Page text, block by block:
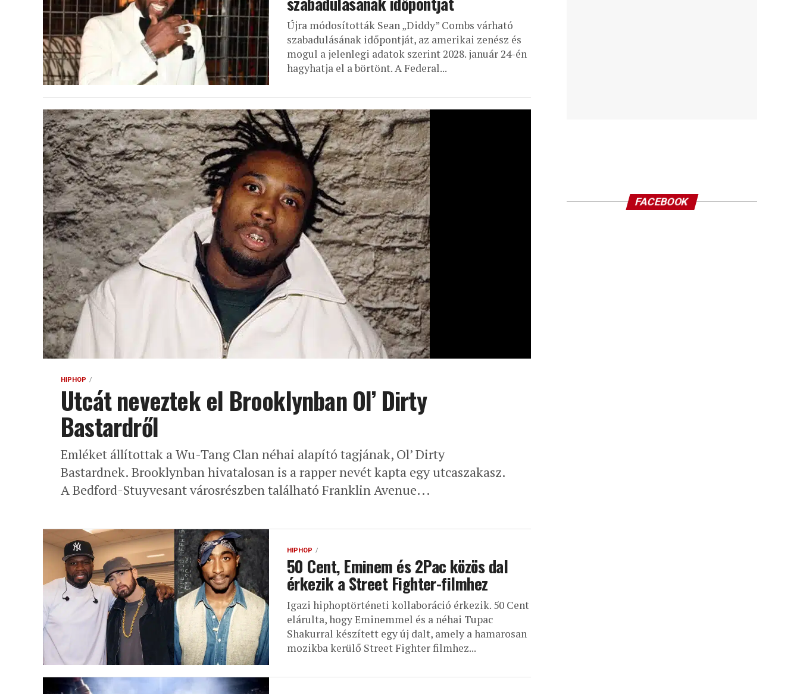
Újra módosították Sean „Diddy” Combs várható
szabadulásának időpontját, az amerikai zenész és
mogul a jelenlegi adatok szerint 2028. január 24-én
hagyhatja el a börtönt. A Federal...
HIPHOP
Utcát neveztek el Brooklynban Ol’ Dirty
Bastardről
Emléket állítottak a Wu-Tang Clan néhai alapító tagjának, Ol’ Dirty
Bastardnek. Brooklynban hivatalosan is a rapper nevét kapta egy utcaszakasz.
A Bedford-Stuyvesant városrészben található Franklin Avenue...
HIPHOP
50 Cent, Eminem és 2Pac közös dal
érkezik a Street Fighter-filmhez
Igazi hiphoptörténeti kollaboráció érkezik. 50 Cent
elárulta, hogy Eminemmel és a néhai Tupac
Shakurral készített egy új dalt, amely a hamarosan
mozikba kerülő Street Fighter filmhez...
FACEBOOK